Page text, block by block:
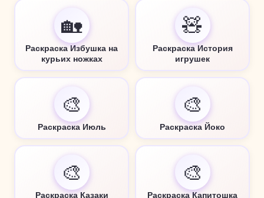
🏡
Раскраска Избушка на
курьих ножках
🧸
Раскраска История
игрушек
🎨
Раскраска Июль
🎨
Раскраска Йоко
🎨
Раскраска Казаки
🎨
Раскраска Капитошка